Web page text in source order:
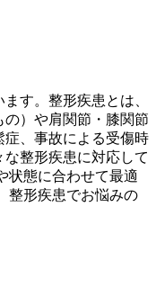
す。整形疾患とは、
）や肩関節・膝関節
症、事故による受傷時
整形疾患に対応して
状態に合わせて最適
整形疾患でお悩みの